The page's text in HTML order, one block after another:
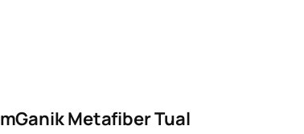
mGanik Metafiber Tual